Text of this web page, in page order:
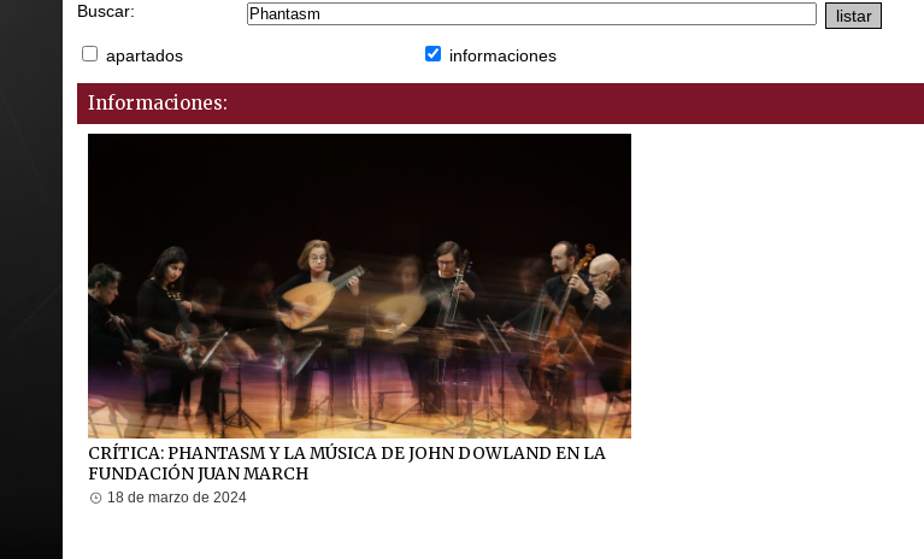
Buscar:
apartados informaciones
Informaciones:
CRÍTICA: PHANTASM Y LA MÚSICA DE JOHN DOWLAND EN LA
FUNDACIÓN JUAN MARCH
18 de marzo de 2024